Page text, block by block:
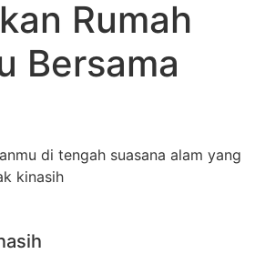
Rumah
Bersama
di tengah suasana alam yang
kinasih